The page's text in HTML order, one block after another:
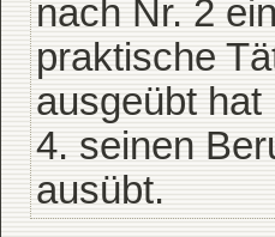
nach Nr. 2
praktische
ausgeübt hat
4. seinen
ausübt.